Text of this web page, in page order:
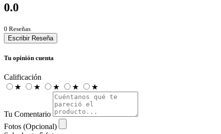
0.0
0 Reseñas
Escribir Reseña
Tu opinión cuenta
Calificación
★
★ ★ ★ ★
Tu Comentario
Fotos (Opcional)